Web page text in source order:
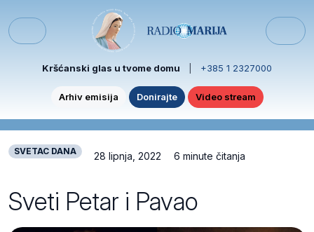
Menu
Kršćanski glas u tvome domu +385 1 2327000
Arhiv emisija Donirajte Video stream
SVETAC DANA 28 lipnja, 2022 6 minute čitanja
Sveti Petar i Pavao